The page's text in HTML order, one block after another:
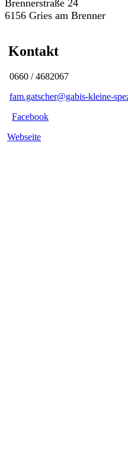
Brennerstraße 24
6156 Gries am Brenner
Kontakt
0660 / 4682067
fam.gatscher@gabis-kleine-
Facebook
Webseite